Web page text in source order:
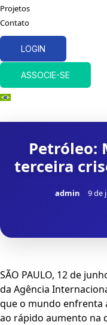
Projetos
Contato
LOGIN
ASSOCIE-SE
Petróleo:
terceira
admin 9 de
SÃO PAULO, 12 de
da Agência
que o mundo enfrenta
ao rápido aumento na